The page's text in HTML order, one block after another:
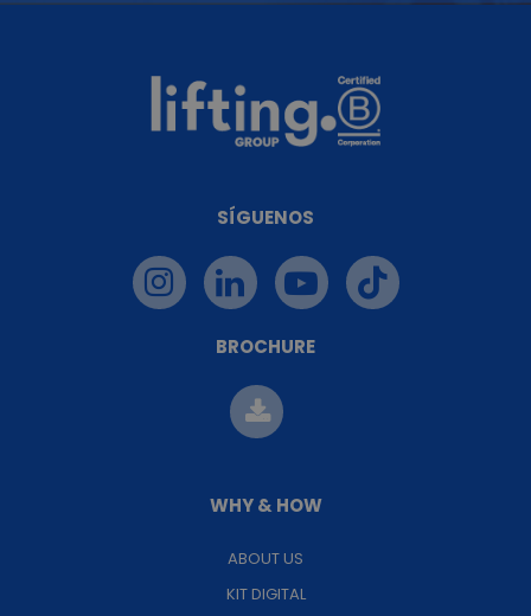
SÍGUENOS
BROCHURE
WHY & HOW
ABOUT US
KIT DIGITAL